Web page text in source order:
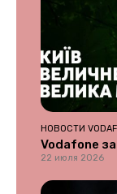
НОВОСТИ
Vodafone
22 июля 2026